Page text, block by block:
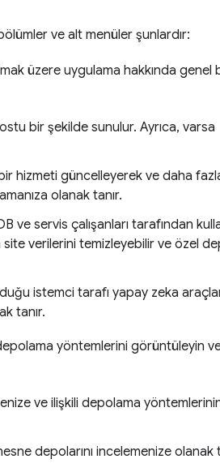
ve alt menüler şunlardır:
üzere uygulama hakkında genel
bir şekilde sunulur. Ayrıca, varsa
hizmeti güncelleyerek ve daha
olanak tanır.
ve servis çalışanları tarafından
site verilerini temizleyebilir ve özel
istemci tarafı yapay zeka
tanır.
yöntemlerini görüntüleyin
ve ilişkili depolama
depolarını incelemenize olanak